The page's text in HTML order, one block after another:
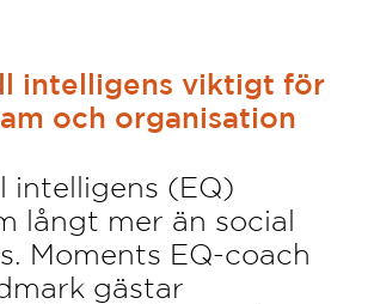
intelligens viktigt för
och organisation
intelligens (EQ)
långt mer än social
Moments EQ-coach
gästar